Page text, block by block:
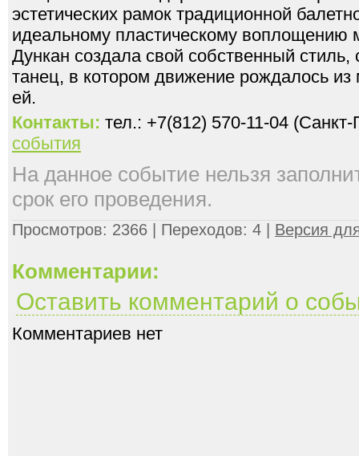
эстетических рамок традиционной
идеальному пластическому воплощению
Дункан создала свой собственный
танец, в котором движение рождалось
ей.
Контакты: тел.: +7(812) 570-11-04
события
На данное событие нельзя
срок его проведения.
Просмотров: 2366 | Переходов: 4 | Версия
Комментарии:
Оставить комментарий о
Комментариев нет